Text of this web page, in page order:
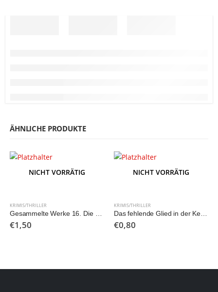
ÄHNLICHE PRODUKTE
NICHT VORRÄTIG
KRIMIS/THRILLER
Gesammelte Werke 16. Die Schreckenskammer
€1,50
NICHT VORRÄTIG
KRIMIS/THRILLER
Das fehlende Glied in der Kette (Nr. 125)
€0,80